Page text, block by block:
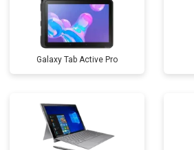
Galaxy Tab Active Pro